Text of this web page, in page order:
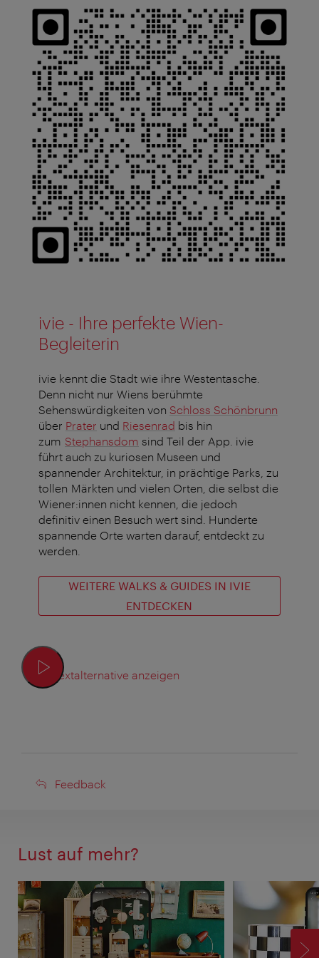
ivie - Ihre perfekte Wien-
Begleiterin
ivie kennt die Stadt wie ihre Westentasche.
Denn nicht nur Wiens berühmte
Sehenswürdigkeiten von Schloss Schönbrunn
über Prater und Riesenrad bis hin
zum Stephansdom sind Teil der App. ivie
führt auch zu kuriosen Museen und
spannender Architektur, in prächtige Parks, zu
tollen Märkten und vielen Orten, die selbst die
Wiener:innen nicht kennen, die jedoch
definitiv einen Besuch wert sind. Hunderte
spannende Orte warten darauf, entdeckt zu
werden.
WEITERE WALKS & GUIDES IN IVIE
ENTDECKEN
Textalternative anzeigen
Feedback
Feedback
Lust auf mehr?